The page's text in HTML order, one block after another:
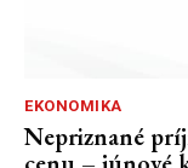
EKONOMIKA
Nepriznané